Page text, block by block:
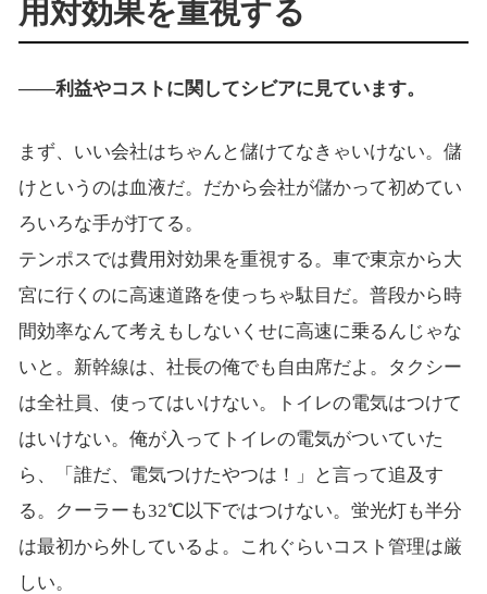
用対効果を重視する
――利益やコストに関してシビアに見ています。
まず、いい会社はちゃんと儲けてなきゃいけない。儲
けというのは血液だ。だから会社が儲かって初めてい
ろいろな手が打てる。
テンポスでは費用対効果を重視する。車で東京から大
宮に行くのに高速道路を使っちゃ駄目だ。普段から時
間効率なんて考えもしないくせに高速に乗るんじゃな
いと。新幹線は、社長の俺でも自由席だよ。タクシー
は全社員、使ってはいけない。トイレの電気はつけて
はいけない。俺が入ってトイレの電気がついていた
ら、「誰だ、電気つけたやつは！」と言って追及す
る。クーラーも32℃以下ではつけない。蛍光灯も半分
は最初から外しているよ。これぐらいコスト管理は厳
しい。